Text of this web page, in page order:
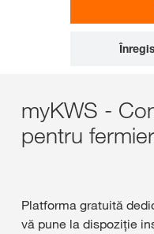
myKWS -
pentru
Platforma gratuită
vă pune la dispoziţie